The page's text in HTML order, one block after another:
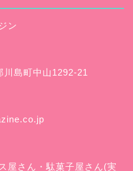
ン
島町中山1292-21
屋さん ・駄菓子屋さん(実